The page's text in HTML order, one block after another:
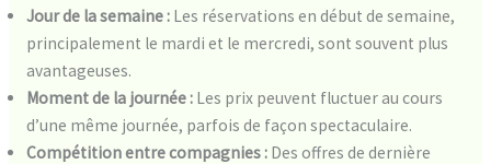
Jour de la semaine :Les réservations en début de semaine,
principalement le mardi et le mercredi, sont souvent plus
avantageuses.
Moment de la journée :Les prix peuvent fluctuer au cours
d’une même journée, parfois de façon spectaculaire.
Compétition entre compagnies :Des offres de dernière